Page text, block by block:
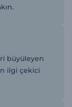
büyüleyen
ilgi çekici